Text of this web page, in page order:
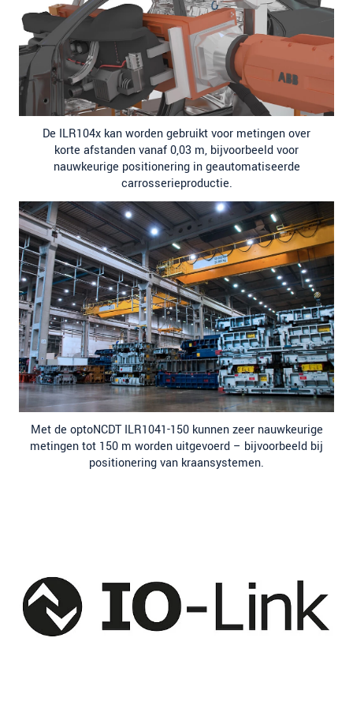
De ILR104x kan worden gebruikt voor metingen over
korte afstanden vanaf 0,03 m, bijvoorbeeld voor
nauwkeurige positionering in geautomatiseerde
carrosserieproductie.
Met de optoNCDT ILR1041-150 kunnen zeer nauwkeurige
metingen tot 150 m worden uitgevoerd – bijvoorbeeld bij
positionering van kraansystemen.